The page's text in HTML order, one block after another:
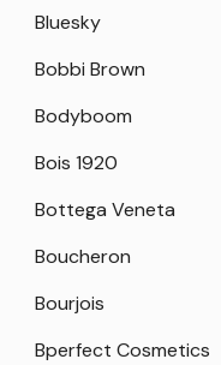
Bluesky
Bobbi Brown
Bodyboom
Bois 1920
Bottega Veneta
Boucheron
Bourjois
Bperfect Cosmetics